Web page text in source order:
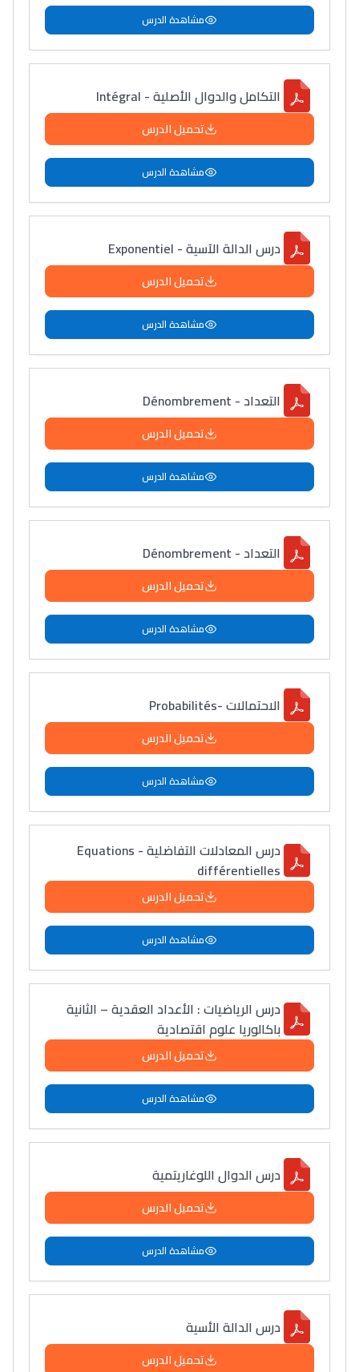
مشاهدة الدرس
التكامل والدوال الأصلية - Intégral
تحميل الدرس
مشاهدة الدرس
درس الدالة الآسية - Exponentiel
تحميل الدرس
مشاهدة الدرس
التعداد - Dénombrement
تحميل الدرس
مشاهدة الدرس
التعداد - Dénombrement
تحميل الدرس
مشاهدة الدرس
الاحتمالات -Probabilités
تحميل الدرس
مشاهدة الدرس
درس المعادلات التفاضلية - Equations
différentielles
تحميل الدرس
مشاهدة الدرس
درس الرياضيات : الأعداد العقدية – الثانية
باكالوريا علوم اقتصادية
تحميل الدرس
مشاهدة الدرس
درس الدوال اللوغاريتمية
تحميل الدرس
مشاهدة الدرس
درس الدالة الأسية
تحميل الدرس